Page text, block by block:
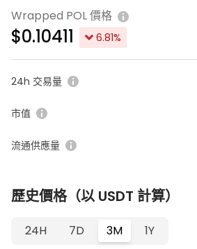
Wrapped POL 價格
$0.10411 6.81%
24h 交易量
市值
流通供應量
歷史價格（以 USDT 計算）
24H 7D 3M 1Y